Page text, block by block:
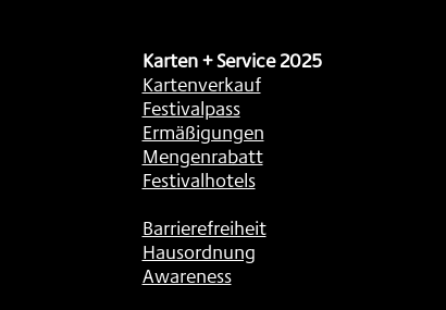
Karten + Service 2025
Kartenverkauf
Festivalpass
Ermäßigungen
Mengenrabatt
Festivalhotels
Barrierefreiheit
Hausordnung
Awareness